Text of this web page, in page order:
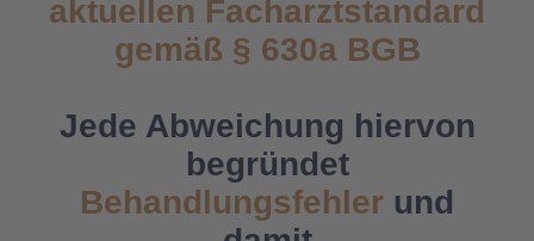
aktuellen Facharztstandard
gemäß § 630a BGB
Jede Abweichung hiervon
begründet
Behandlungsfehler und